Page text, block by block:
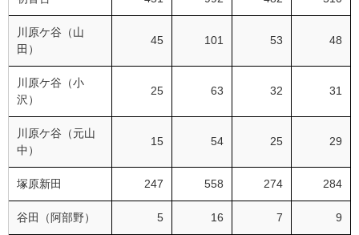
川原ケ谷（山
田）
45 101 53 48
川原ケ谷（小
沢）
25 63 32 31
川原ケ谷（元山
中）
15 54 25 29
塚原新田 247 558 274 284
谷田（阿部野） 5 16 7 9